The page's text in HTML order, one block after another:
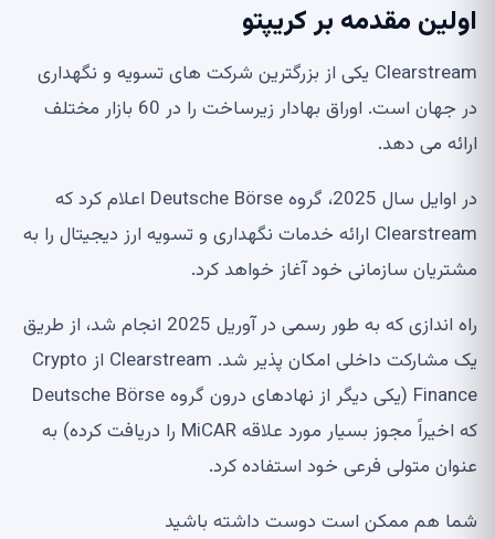
اولین مقدمه بر کریپتو
Clearstream یکی از بزرگترین شرکت های تسویه و نگهداری
در جهان است. اوراق بهادار زیرساخت را در 60 بازار مختلف
ارائه می دهد.
در اوایل سال 2025، گروه Deutsche Börse اعلام کرد که
Clearstream ارائه خدمات نگهداری و تسویه ارز دیجیتال را به
مشتریان سازمانی خود آغاز خواهد کرد.
راه اندازی که به طور رسمی در آوریل 2025 انجام شد، از طریق
یک مشارکت داخلی امکان پذیر شد. Clearstream از Crypto
Finance (یکی دیگر از نهادهای درون گروه Deutsche Börse
که اخیراً مجوز بسیار مورد علاقه MiCAR را دریافت کرده) به
عنوان متولی فرعی خود استفاده کرد.
شما هم ممکن است دوست داشته باشید